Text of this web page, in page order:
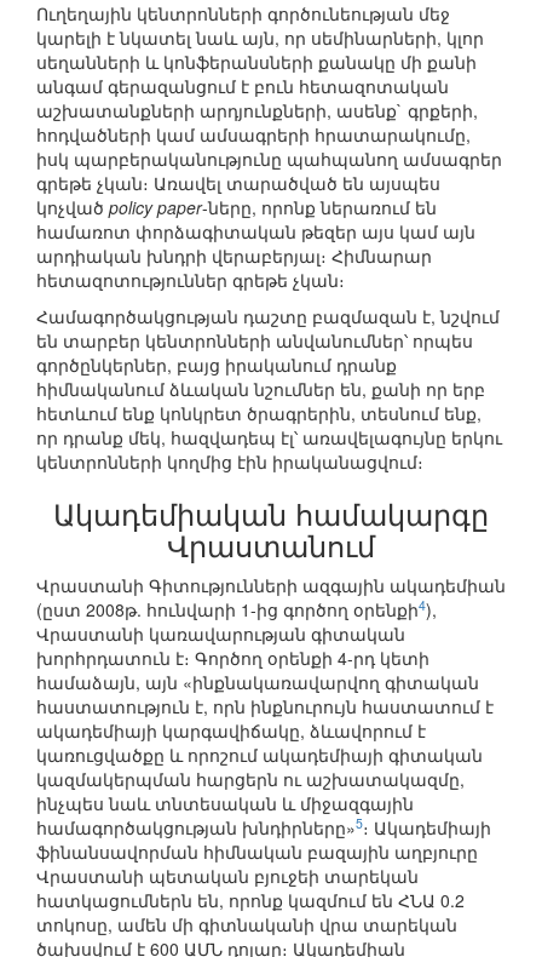
Ուղեղային կենտրոնների գործունեության մեջ
կարելի է նկատել նաև այն, որ սեմինարների, կլոր
սեղանների և կոնֆերանսների քանակը մի քանի
անգամ գերազանցում է բուն հետազոտական
աշխատանքների արդյունքների, ասենք` գրքերի,
հոդվածների կամ ամսագրերի հրատարակումը,
իսկ պարբերականությունը պահպանող ամսագրեր
գրեթե չկան։ Առավել տարածված են այսպես
կոչված policy paper-ները, որոնք ներառում են
համառոտ փորձագիտական թեզեր այս կամ այն
արդիական խնդրի վերաբերյալ։ Հիմնարար
հետազոտություններ գրեթե չկան։
Համագործակցության դաշտը բազմազան է, նշվում
են տարբեր կենտրոնների անվանումներ՝ որպես
գործընկերներ, բայց իրականում դրանք
հիմնականում ձևական նշումներ են, քանի որ երբ
հետևում ենք կոնկրետ ծրագրերին, տեսնում ենք,
որ դրանք մեկ, հազվադեպ էլ՝ առավելագույնը երկու
կենտրոնների կողմից էին իրականացվում։
Ակադեմիական համակարգը
Վրաստանում
Վրաստանի Գիտությունների ազգային ակադեմիան
(ըստ 2008թ. հունվարի 1-ից գործող օրենքի4),
Վրաստանի կառավարության գիտական
խորհրդատուն է։ Գործող օրենքի 4-րդ կետի
համաձայն, այն «ինքնակառավարվող գիտական
հաստատություն է, որն ինքնուրույն հաստատում է
ակադեմիայի կարգավիճակը, ձևավորում է
կառուցվածքը և որոշում ակադեմիայի գիտական
կազմակերպման հարցերն ու աշխատակազմը,
ինչպես նաև տնտեսական և միջազգային
համագործակցության խնդիրները»5։ Ակադեմիայի
ֆինանսավորման հիմնական բազային աղբյուրը
Վրաստանի պետական բյուջեի տարեկան
հատկացումներն են, որոնք կազմում են ՀՆԱ 0.2
տոկոսը, ամեն մի գիտնականի վրա տարեկան
ծախսվում է 600 ԱՄՆ դոլար։ Ակադեմիան